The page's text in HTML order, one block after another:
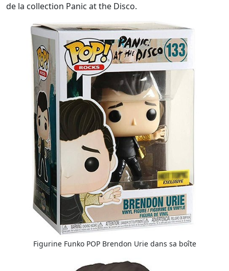
de la collection Panic at the Disco.
Figurine Funko POP Brendon Urie dans sa boîte